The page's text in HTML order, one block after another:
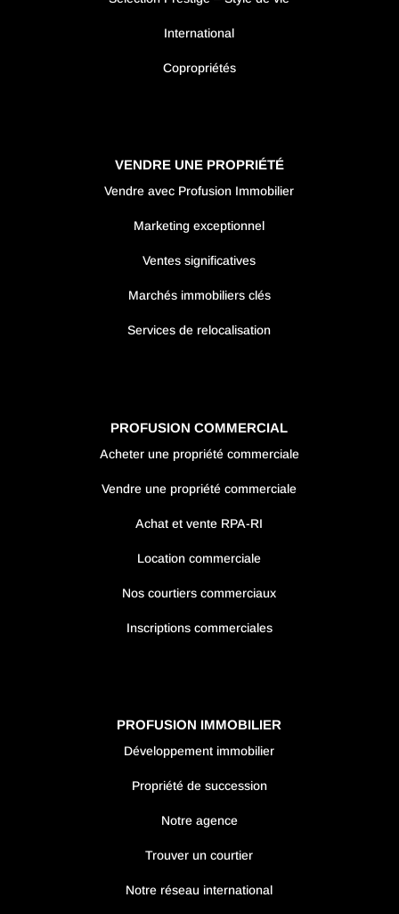
International
Copropriétés
VENDRE UNE PROPRIÉTÉ
Vendre avec Profusion Immobilier
Marketing exceptionnel
Ventes significatives
Marchés immobiliers clés
Services de relocalisation
PROFUSION COMMERCIAL
Acheter une propriété commerciale
Vendre une propriété commerciale
Achat et vente RPA-RI
Location commerciale
Nos courtiers commerciaux
Inscriptions commerciales
PROFUSION IMMOBILIER
Développement immobilier
Propriété de succession
Notre agence
Trouver un courtier
Notre réseau international